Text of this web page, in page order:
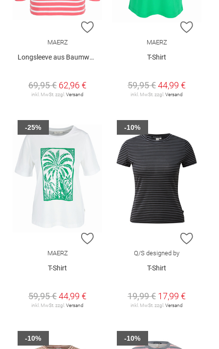
ZUR WUNSCHLISTE HINZUFÜGEN
MAERZ
Longsleeve aus Baumwolle
69,95 € 62,96 €
inkl. MwSt. zzgl. Versand
ZUR
MAERZ
T-Shirt
59,95 €44,99 €
inkl. MwSt. zzgl. Versand
ZUR WUNSCHLISTE HINZUFÜGEN
MAERZ
T-Shirt
59,95 €44,99 €
inkl. MwSt. zzgl.Versand
-25%
ZUR
Q/S designed by
T-Shirt
19,99 € 17,99 €
inkl. MwSt. zzgl.Versand
-10%
-10% -10%